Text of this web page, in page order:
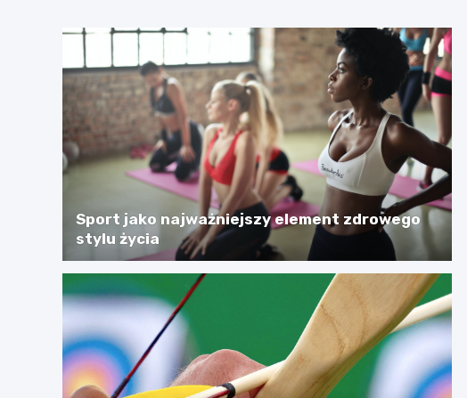
Sport jako najważniejszy element zdrowego
stylu życia